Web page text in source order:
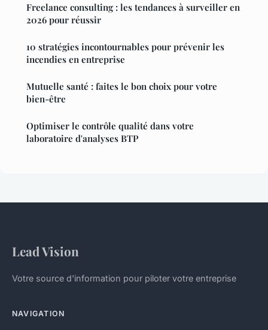
Freelance consulting : les tendances à surveiller en
2026 pour réussir
10 stratégies incontournables pour prévenir les
incendies en entreprise
Mutuelle santé : faites le bon choix pour votre
bien-être
Optimiser le contrôle qualité dans votre
laboratoire d'analyses BTP
Lead Vision
Votre source d'information pour piloter votre entreprise
NAVIGATION